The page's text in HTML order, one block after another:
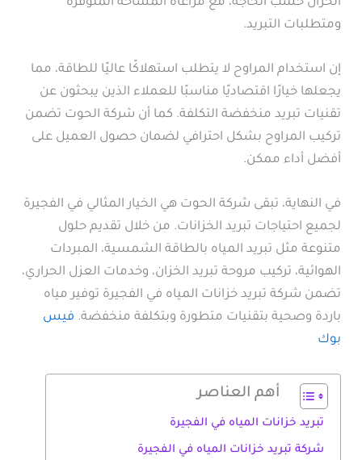
ومتطلبات التبريد.
إن استخدام المراوح لا يتطلب استهلاكًا عاليًا للطاقة، مما
يجعلها خيارًا اقتصاديًا مناسبًا للعملاء الذين يبحثون عن
تقنيات تبريد منخفضة التكلفة. كما أن شركة الحوت تضمن
تركيب المراوح بشكل احترافي لضمان حصول العميل على
أفضل أداء ممكن.
في النهاية، تبقى شركة الحوت هي الخيار المثالي في الفجيرة
لجميع احتياجات تبريد الخزانات. من خلال تقديم حلول
متنوعة مثل تبريد المياه بالطاقة الشمسية، المبردات
الهوائية، تركيب مروحة تبريد الخزان، وخدمات العزل الحراري،
تضمن شركة تبريد خزانات المياه في الفجيرة توفير مياه
باردة وصحية بتقنيات متطورة وبتكلفة منخفضة. فيس
بوك
أهم العناصر
تبريد خزانات المياه في الفجيرة
شركة تبريد خزانات المياه في الفجيرة